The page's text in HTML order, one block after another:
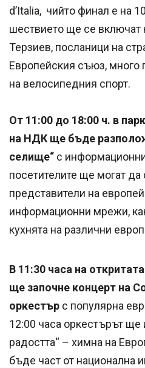
d’Italia, чийто финал е на
шествието ще се включат
Терзиев, посланици на
Европейския съюз, много
на велосипедния спорт.
От 11:00 до 18:00 ч. в
на НДК ще бъде
селище“ с
посетителите ще могат
представители на
информационни мрежи,
кухнята на различни
В 11:30 часа на
ще започне концерт на
оркестър с популярна
12:00 часа оркестърът ще
радостта“ – химна на
бъде част от национална